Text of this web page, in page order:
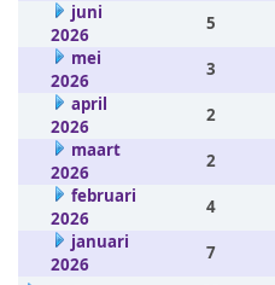
juni
2026
5
mei
2026
3
april
2026
2
maart
2026
2
februari
2026
4
januari
2026
7